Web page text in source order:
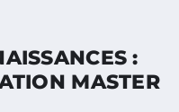
:
MASTER